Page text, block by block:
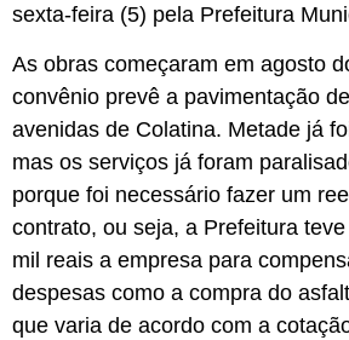
sexta-feira (5) pela Prefeitura
As obras começaram em agosto
convênio prevê a pavimentação
avenidas de Colatina. Metade já
mas os serviços já foram
porque foi necessário fazer um
contrato, ou seja, a Prefeitura
mil reais a empresa para
despesas como a compra do
que varia de acordo com a